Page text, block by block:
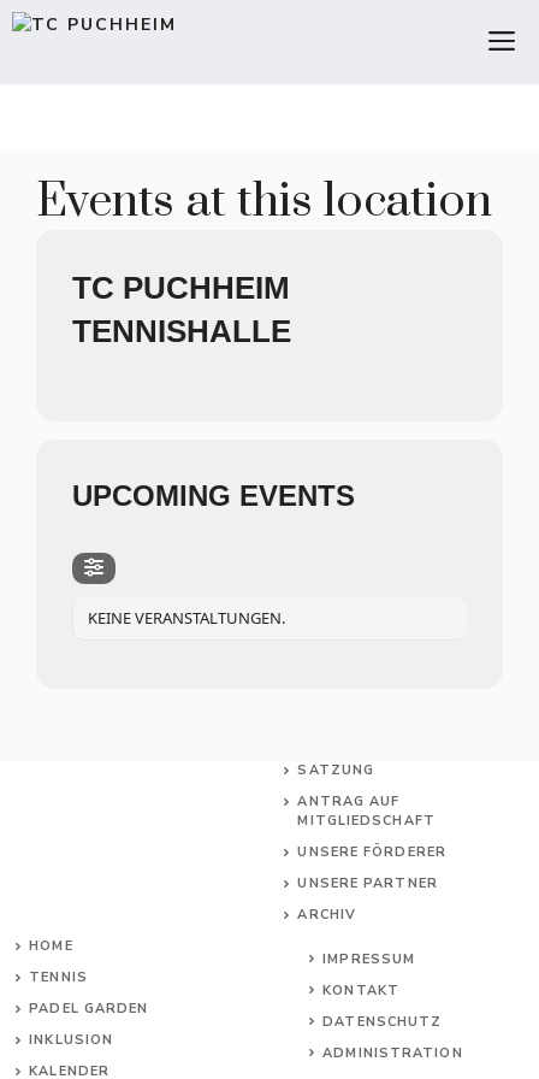
Zum
Events at this location
TC PUCHHEIM
TENNISHALLE
UPCOMING EVENTS
KEINE VERANSTALTUNGEN.
SATZUNG
ANTRAG AUF
MITGLIEDSCHAFT
UNSERE FÖRDERER
UNSERE PARTNER
ARCHIV
HOME
TENNIS
PADEL GARDEN
INKLUSION
KALENDER
IMPRESSUM
KONTAKT
DATENSCHUTZ
ADMINISTRATION